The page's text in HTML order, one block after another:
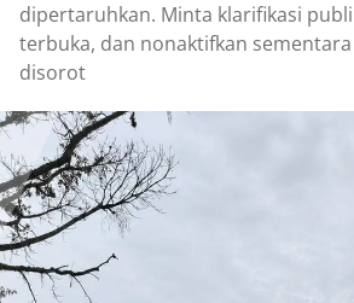
dipertaruhkan. Minta klarifikasi
terbuka, dan nonaktifkan
disorot